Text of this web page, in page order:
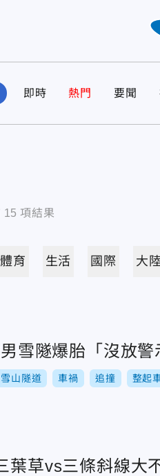
即時 熱門 要聞
15 項結果
體育 生活 國際 大
雪隧爆胎「沒放
雪山隧道 車禍 追撞 整起
葉草vs三條斜線